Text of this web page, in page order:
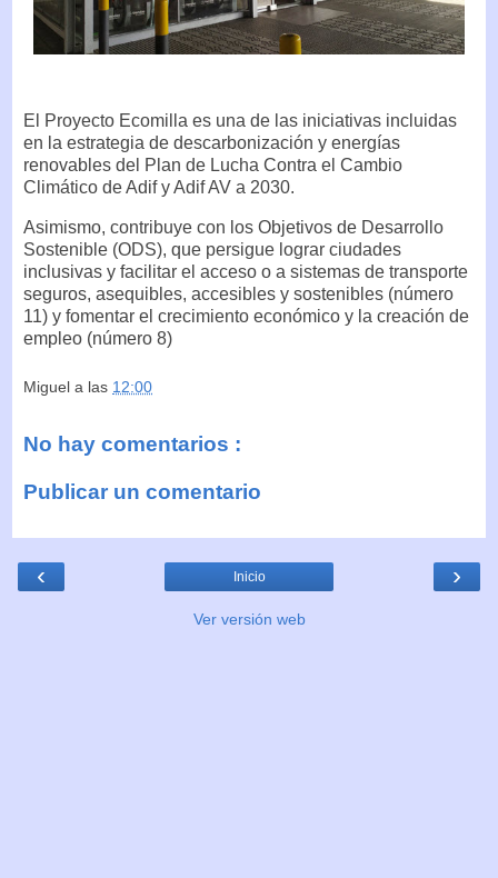
El Proyecto Ecomilla es una de las iniciativas incluidas
en la estrategia de descarbonización y energías
renovables del Plan de Lucha Contra el Cambio
Climático de Adif y Adif AV a 2030.
Asimismo, contribuye con los Objetivos de Desarrollo
Sostenible (ODS), que persigue lograr ciudades
inclusivas y facilitar el acceso o a sistemas de transporte
seguros, asequibles, accesibles y sostenibles (número
11) y fomentar el crecimiento económico y la creación de
empleo (número 8)
Miguel a las 12:00
No hay comentarios :
Publicar un comentario
‹ ›
Inicio
Ver versión web